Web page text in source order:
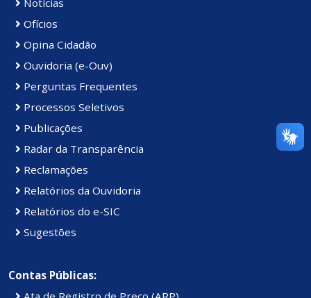
Ofícios
Opina Cidadão
Ouvidoria (e-Ouv)
Perguntas Frequentes
Processos Seletivos
Publicações
Radar da Transparência
Reclamações
Relatórios da Ouvidoria
Relatórios do e-SIC
Sugestões
Contas Públicas: